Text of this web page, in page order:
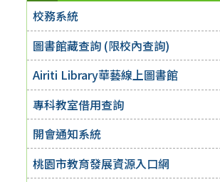
校務系統
圖書館藏查詢 (限校內查詢)
Airiti Library華藝線上圖書館
專科教室借用查詢
開會通知系統
桃園市教育發展資源入口網